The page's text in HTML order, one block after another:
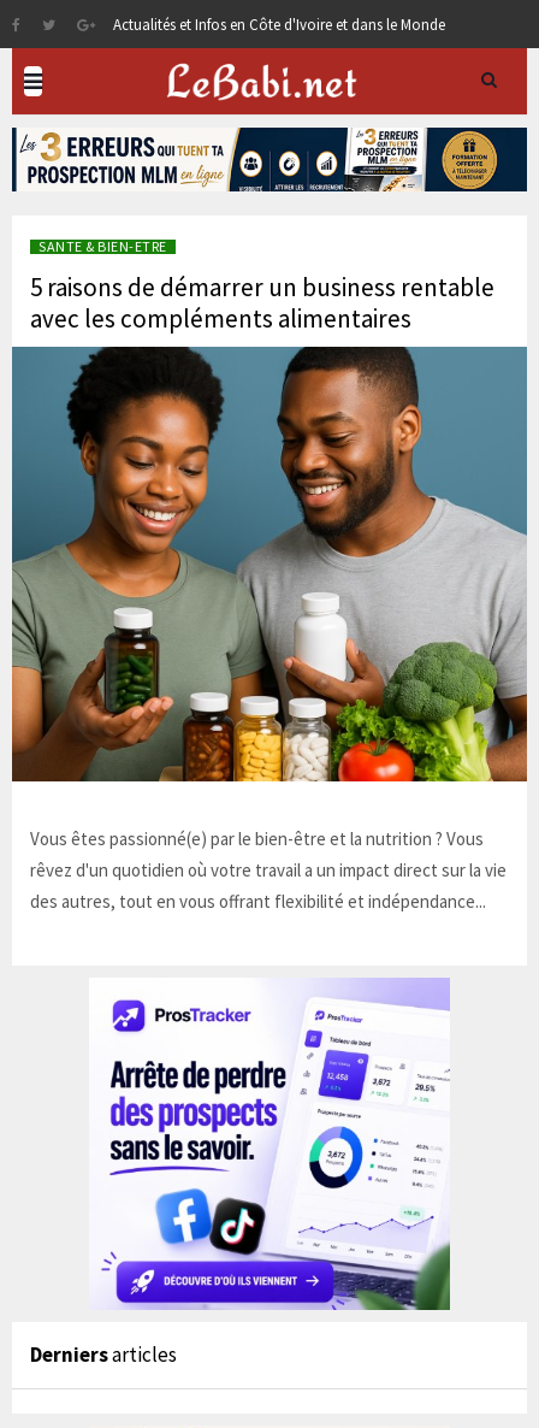
Actualités et Infos en Côte d'Ivoire et dans le Monde
SANTE & BIEN-ETRE
5 raisons de démarrer un business rentable
avec les compléments alimentaires
Vous êtes passionné(e) par le bien-être et la nutrition ? Vous
rêvez d'un quotidien où votre travail a un impact direct sur la vie
des autres, tout en vous offrant flexibilité et indépendance...
Derniersarticles